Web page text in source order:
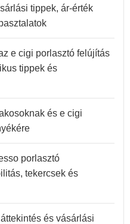
tippek, ár-érték
e cigi porlasztó felújítás
tippek és
és e cigi
porlasztó
tekercsek és
és vásárlási